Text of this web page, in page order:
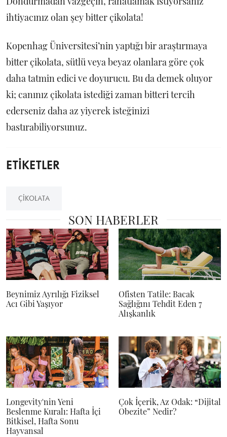
ihtiyacınız olan şey bitter çikolata!
Kopenhag Üniversitesi’nin yaptığı bir araştırmaya
bitter çikolata, sütlü veya beyaz olanlara göre çok
daha tatmin edici ve doyurucu. Bu da demek oluyor
ki; canınız çikolata istediği zaman bitteri tercih
ederseniz daha az yiyerek isteğinizi
bastırabiliyorsunuz.
ETİKETLER
ÇIKOLATA
SON HABERLER
Beynimiz Ayrılığı Fiziksel
Acı Gibi Yaşıyor
Ofisten Tatile: Bacak
Sağlığını Tehdit Eden 7
Alışkanlık
Longevity'nin Yeni
Beslenme Kuralı: Hafta İçi
Bitkisel, Hafta Sonu
Hayvansal
Çok İçerik, Az Odak: “Dijital
Obezite” Nedir?